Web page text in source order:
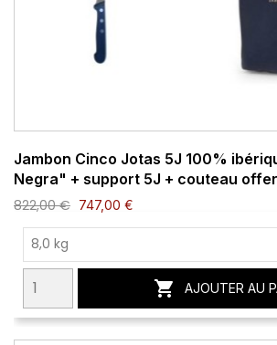
Jambon Cinco Jotas 5J 100%
Negra" + support 5J + couteau
822,00 € 747,00 €
 AJOUTER AU